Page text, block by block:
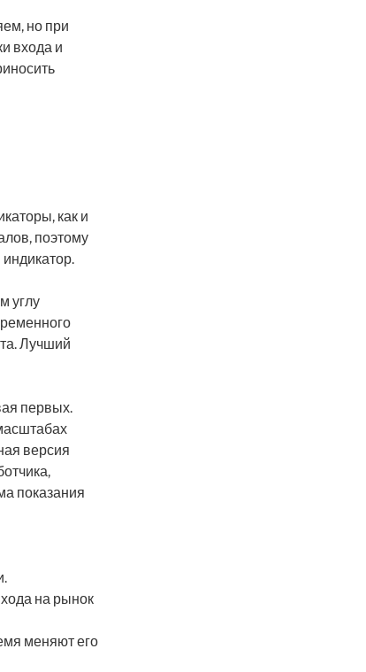
но при
входа и
как и
поэтому
углу
Лучший
первых.
версия
показания
на рынок
меняют его